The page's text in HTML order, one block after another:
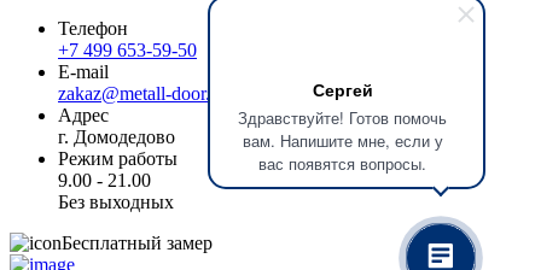
Сергей
Здравствуйте! Готов помочь
вам. Напишите мне, если у
вас появятся вопросы.
Телефон
+7 499 653-59-50
E-mail
zakaz@metall-door.ru
Адрес
г. Домодедово
Режим работы
9.00 - 21.00
Без выходных
Бесплатный замер